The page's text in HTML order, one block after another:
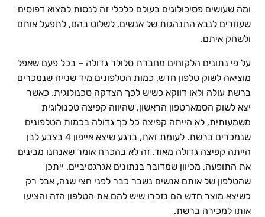
ומה שעושים פסיכולוגים בעולם כלכלי זה לנסות למצוא דפוסים
שעוזרים לנבא התנהגות של אנשים, לשלוט בהם, לתפעל אותם
ולשחק איתם.
על פי נתונים הלקוחים מחברת סלולר גדולה – בכל פעם שאפל
מוציאה לשוק טלפון חדש, כמות הטלפונים מיד שנייה שנמכרים
ברשת עולה ולאו דווקא כשיש לכך הצדקה טכנולוגית. כאשר
יצא לשוק הסמארטפון הראשון, שהיווה קפיצה טכנולוגית
משמעותית, לא הייתה קפיצה כל כך גדולה בכמות הטלפונים
שנמכרים ברשת. לעומת זאת, ברגע שיצא אייפון 4 בצבע לבן
הייתה קפיצה גדולה מאוד. זה לא בהכרח אומר שאנחנו מבינים
את התופעה, מכיוון שמדובר בנתונים אגרגטיביים. ייתכן
שהטלפון של אותם אנשים נשבר כבר לפני חצי שנה, אבל רק
כשיצא מוצר חדש הם נזכרו שיש להם את הטלפון הזה והציעו
אותו למכירה ברשת.